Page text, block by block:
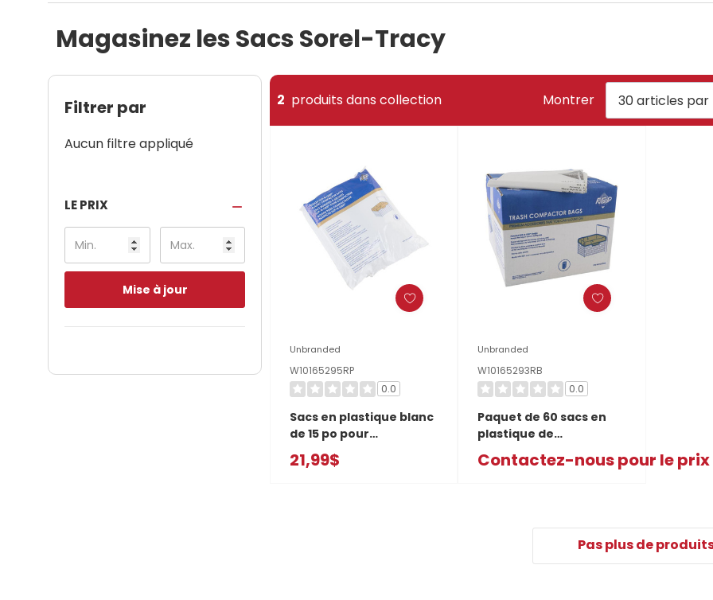
Magasinez les Sacs Sorel-Tracy
Filtrer par
Aucun filtre appliqué
LE PRIX
Mise à jour
2 produits dans collection Montrer
Unbranded
W10165295RP
0.0
Sacs en plastique blanc
de 15 po pour
compacteur – 15 sacs
W10165295RP
21,99$
Unbranded
W10165293RB
0.0
Paquet de 60 sacs en
plastique de
de 18 po W10165293RB
Contactez-nous pour le prix
Pas plus de